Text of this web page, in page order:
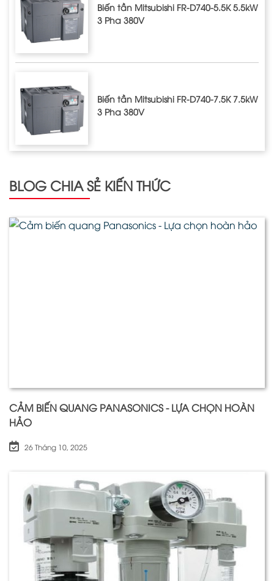
Biến tần Mitsubishi FR-D740-5.5K 5.5kW
3 Pha 380V
Biến tần Mitsubishi FR-D740-7.5K 7.5kW
3 Pha 380V
BLOG CHIA SẺ KIẾN THỨC
CẢM BIẾN QUANG PANASONICS - LỰA CHỌN HOÀN
HẢO
26 Tháng 10, 2025